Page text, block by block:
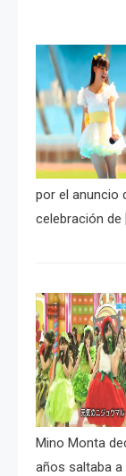
por el anuncio
celebración de
Mino Monta
años saltaba a